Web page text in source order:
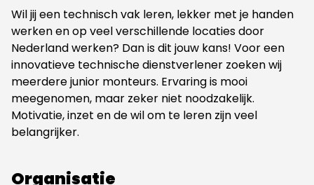
Wil jij een technisch vak leren, lekker met je handen
werken en op veel verschillende locaties door
Nederland werken? Dan is dit jouw kans! Voor een
innovatieve technische dienstverlener zoeken wij
meerdere junior monteurs. Ervaring is mooi
meegenomen, maar zeker niet noodzakelijk.
Motivatie, inzet en de wil om te leren zijn veel
belangrijker.
Organisatie